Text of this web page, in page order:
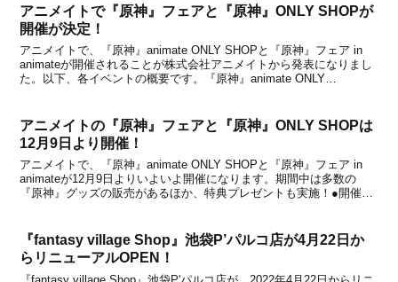
アニメイトで『原神』フェアと『原神』ONLY SHOPが
開催が決定！
アニメイトで、『原神』animate ONLY SHOPと『原神』フェア in
animateが開催されることが株式会社アニメイトから発表になりまし
た。以下、各イベントの概要です。『原神』animate ONLY
アニメイトの『原神』フェアと『原神』ONLY SHOPは
12月9日より開催！
アニメイトで、『原神』animate ONLY SHOPと『原神』フェア in
animateが12月9日よりいよいよ開催になります。期間中は多数の
『原神』グッズの販売があるほか、特典プレゼントも実施！●開催期
『fantasy village Shop』池袋P’パルコ店が4月22日か
らリニューアルOPEN！